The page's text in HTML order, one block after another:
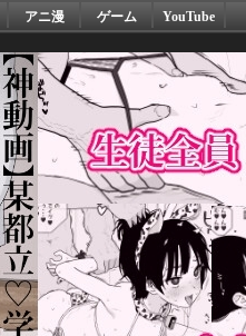
アニ漫 ゲーム YouTube